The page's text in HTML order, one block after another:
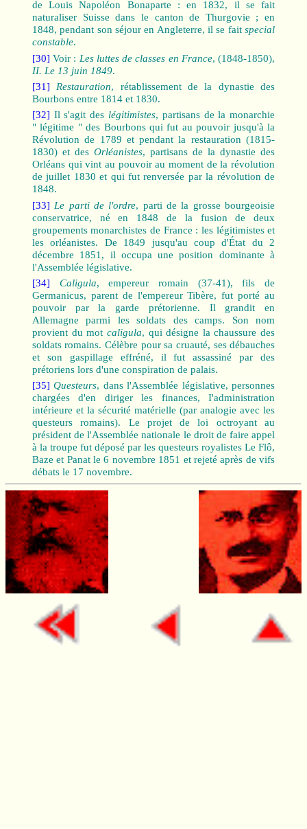
de Louis Napoléon Bonaparte : en 1832, il se fait
naturaliser Suisse dans le canton de Thurgovie ; en
1848, pendant son séjour en Angleterre, il se faitspecial
constable.
[30] Voir : Les luttes de classes en France, (1848-1850),
II. Le 13 juin 1849.
[31]
Restauration, rétablissement de la dynastie des
Bourbons entre 1814 et 1830.
[32] Il s'agit des légitimistes, partisans de la monarchie
" légitime " des Bourbons qui fut au pouvoir jusqu'à la
Révolution de 1789 et pendant la restauration (1815-
1830) et des Orléanistes, partisans de la dynastie des
Orléans qui vint au pouvoir au moment de la révolution
de juillet 1830 et qui fut renversée par la révolution de
1848.
[33] Le parti de l'ordre, parti de la grosse bourgeoisie
conservatrice, né en 1848 de la fusion de deux
groupements monarchistes de France : les légitimistes et
les orléanistes. De 1849 jusqu'au coup d'État du 2
décembre 1851, il occupa une position dominante à
l'Assemblée législative.
[34]
Caligula, empereur romain (37-41), fils de
Germanicus, parent de l'empereur Tibère, fut porté au
pouvoir par la garde prétorienne. Il grandit en
Allemagne parmi les soldats des camps. Son nom
provient du mot caligula, qui désigne la chaussure des
soldats romains. Célèbre pour sa cruauté, ses débauches
et son gaspillage effréné, il fut assassiné par des
prétoriens lors d'une conspiration de palais.
[35] Questeurs, dans l'Assemblée législative, personnes
chargées d'en diriger les finances, I'administration
intérieure et la sécurité matérielle (par analogie avec les
questeurs romains). Le projet de loi octroyant au
président de l'Assemblée nationale le droit de faire appel
à la troupe fut déposé par les questeurs royalistes Le Flô,
Baze et Panat le 6 novembre 1851 et rejeté après de vifs
débats le 17 novembre.